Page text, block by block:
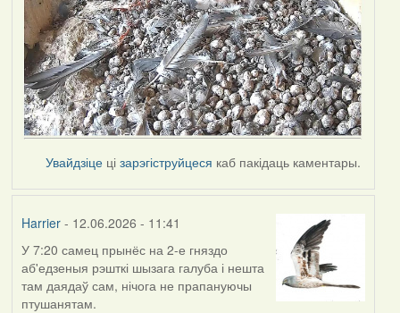
Увайдзіце цізарэгіструйцеся каб пакідаць каментары.
Harrier- 12.06.2026 - 11:41
У 7:20 самец прынёс на 2-е гняздо
аб'едзеныя рэшткі шызага галуба і нешта
там даядаў сам, нічога не прапануючы
птушанятам.